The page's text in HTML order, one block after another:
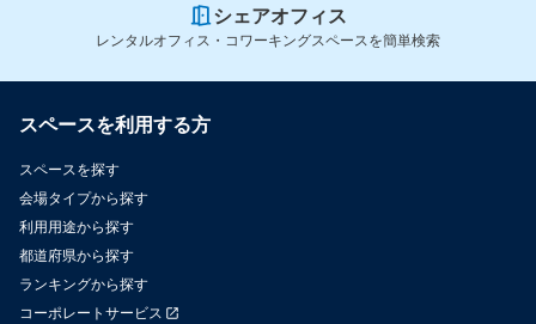
シェアオフィス
レンタルオフィス・コワーキングスペースを簡単検索
スペースを利用する方
スペースを探す
会場タイプから探す
利用用途から探す
都道府県から探す
ランキングから探す
コーポレートサービス